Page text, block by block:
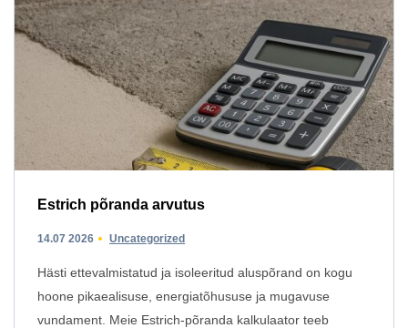
Estrich põranda arvutus
14.07 2026 Uncategorized
Hästi ettevalmistatud ja isoleeritud aluspõrand on kogu
hoone pikaealisuse, energiatõhususe ja mugavuse
vundament. Meie Estrich-põranda kalkulaator teeb